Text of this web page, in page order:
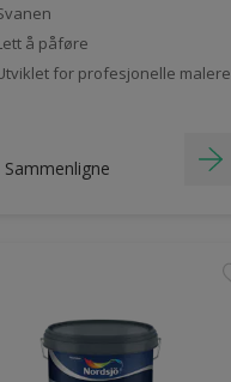
å påføre
for profesjonelle malere
Sammenligne